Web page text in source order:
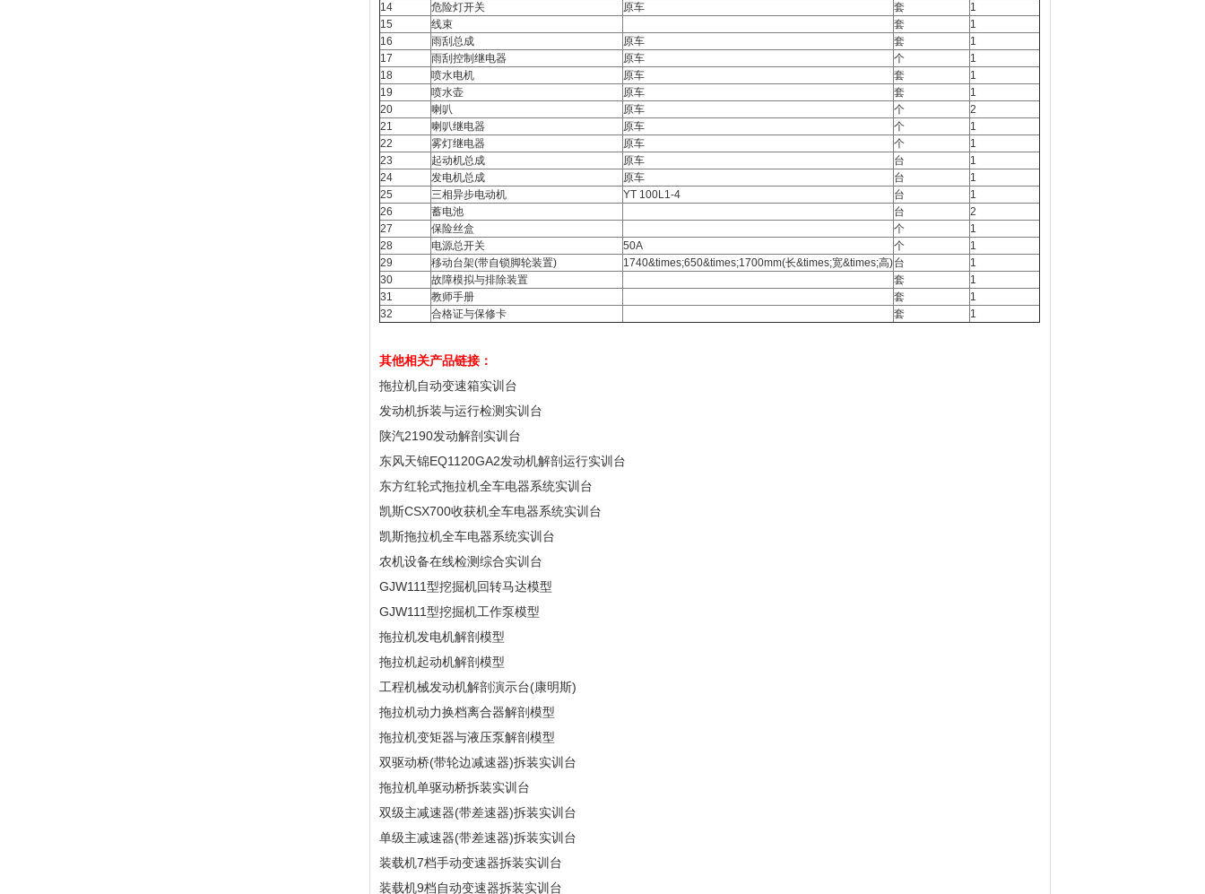
14
危险灯开关 原车 套
1
15
线束 套
1
16
雨刮总成 原车 套
1
17
雨刮控制继电器 原车 个
1
18
喷水电机 原车 套
1
19
喷水壶 原车 套
1
20
喇叭 原车 个
2
21
喇叭继电器 原车 个
1
22
雾灯继电器 原车 个
1
23
起动机总成 原车 台
1
24
发电机总成 原车 台
1
25
三相异步电动机 YT 100L1-4 台
1
26
蓄电池 台
2
27
保险丝盒 个
1
28
电源总开关 50A 个
1
29
移动台架(带自锁脚轮装置) 1740&times;650&times;1700mm(长&times;宽&times;高)台
1
30
故障模拟与排除装置 套
1
31
教师手册 套
1
32
合格证与保修卡 套 1
其他相关产品链接：
拖拉机自动变速箱实训台
发动机拆装与运行检测实训台
陕汽2190发动解剖实训台
东风天锦EQ1120GA2发动机解剖运行实训台
东方红轮式拖拉机全车电器系统实训台
凯斯CSX700收获机全车电器系统实训台
凯斯拖拉机全车电器系统实训台
农机设备在线检测综合实训台
GJW111型挖掘机回转马达模型
GJW111型挖掘机工作泵模型
拖拉机发电机解剖模型
拖拉机起动机解剖模型
工程机械发动机解剖演示台(康明斯)
拖拉机动力换档离合器解剖模型
拖拉机变矩器与液压泵解剖模型
双驱动桥(带轮边减速器)拆装实训台
拖拉机单驱动桥拆装实训台
双级主减速器(带差速器)拆装实训台
单级主减速器(带差速器)拆装实训台
装载机7档手动变速器拆装实训台
装载机9档自动变速器拆装实训台